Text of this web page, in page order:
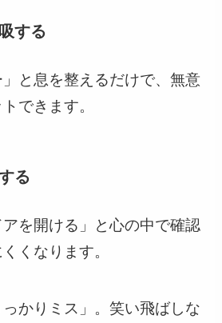
する
と息を整えるだけで、無意
できます。
る
アを開ける」と心の中で確認
くなります。
かりミス」。笑い飛ばしな